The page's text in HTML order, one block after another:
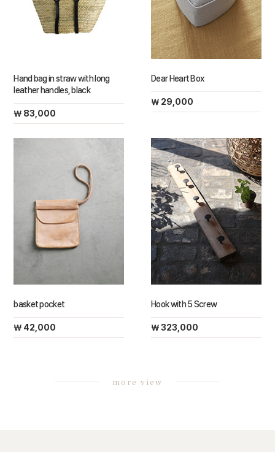
Hand bag in straw with long
leather handles, black
￦ 83,000
Dear Heart Box
￦ 29,000
basket pocket
￦ 42,000
Hook with 5 Screw
￦ 323,000
more view